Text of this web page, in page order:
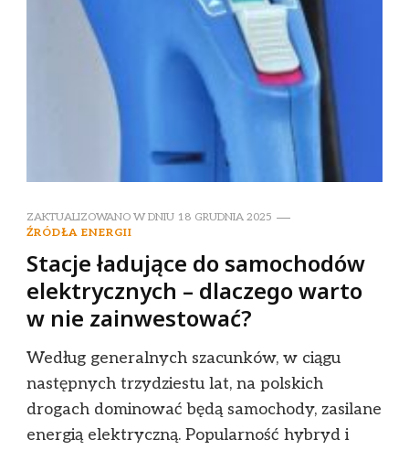
ZAKTUALIZOWANO W DNIU 18 GRUDNIA 2025
ŹRÓDŁA ENERGII
Stacje ładujące do samochodów
elektrycznych – dlaczego warto
w nie zainwestować?
Według generalnych szacunków, w ciągu
następnych trzydziestu lat, na polskich
drogach dominować będą samochody, zasilane
energią elektryczną. Popularność hybryd i